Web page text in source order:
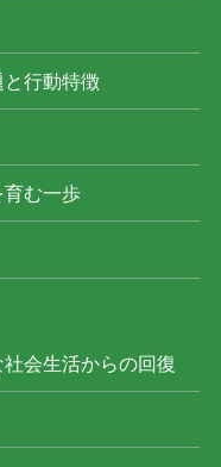
行動特徴
育む一歩
会生活からの回復